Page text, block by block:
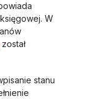
W
został
stanu